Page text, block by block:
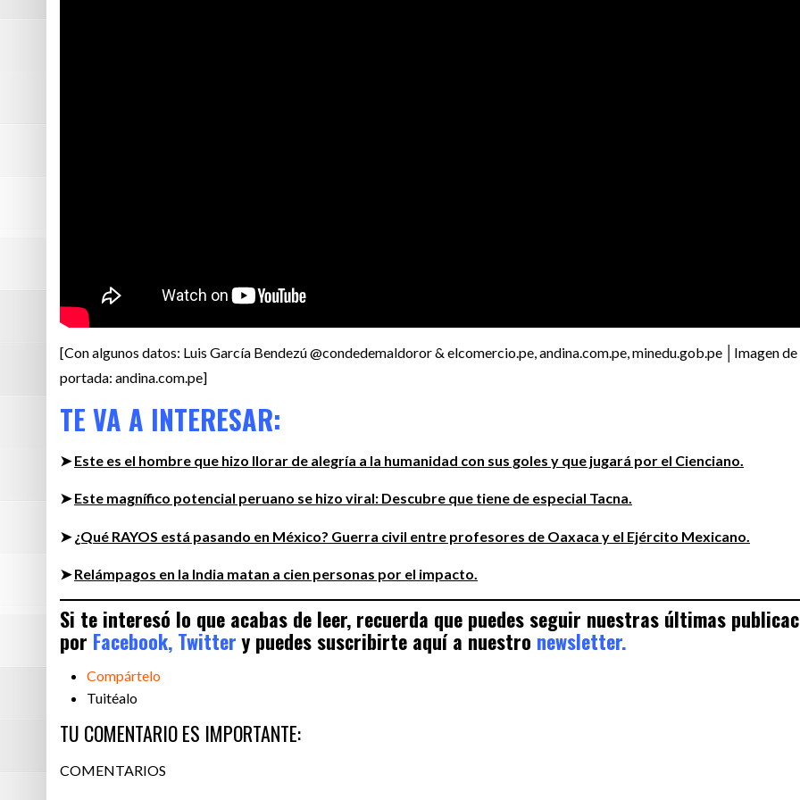
[Con algunos datos: Luis García Bendezú @condedemaldoror & elcomercio.pe, andina.com.pe, minedu.gob.pe │Imagen de
portada: andina.com.pe]
TE VA A INTERESAR:
➤Este es el hombre que hizo llorar de alegría a la humanidad con sus goles y que jugará por el Cienciano.
➤Este magnífico potencial peruano se hizo viral: Descubre que tiene de especial Tacna.
➤ ¿Qué RAYOS está pasando en México? Guerra civil entre profesores de Oaxaca y el Ejército Mexicano.
➤Relámpagos en la India matan a cien personas por el impacto.
Si te interesó lo que acabas de leer, recuerda que puedes seguir nuestras últimas
por Facebook, Twitter y puedes suscribirte aquí a nuestro newsletter.
Compártelo
Tuitéalo
TU COMENTARIO ES IMPORTANTE:
COMENTARIOS